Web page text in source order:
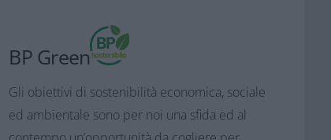
BP Green
Gli obiettivi di sostenibilità economica, sociale
ed ambientale sono per noi una sfida ed al